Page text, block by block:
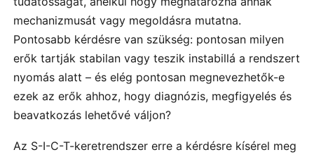
mechanizmusát vagy megoldásra mutatna.
Pontosabb kérdésre van szükség: pontosan milyen
erők tartják stabilan vagy teszik instabillá a rendszert
nyomás alatt – és elég pontosan megnevezhetők-e
ezek az erők ahhoz, hogy diagnózis, megfigyelés és
beavatkozás lehetővé váljon?
Az S-I-C-T-keretrendszer erre a kérdésre kísérel meg